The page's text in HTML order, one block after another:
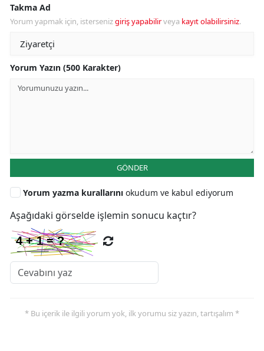
Takma Ad
Yorum yapmak için, istersenizgiriş yapabilirveya kayıt olabilirsiniz.
Yorum Yazın (500 Karakter)
GÖNDER
Yorum yazma kurallarını okudum ve kabul ediyorum
Aşağıdaki görselde işlemin sonucu kaçtır?
* Bu içerik ile ilgili yorum yok, ilk yorumu siz yazın, tartışalım *